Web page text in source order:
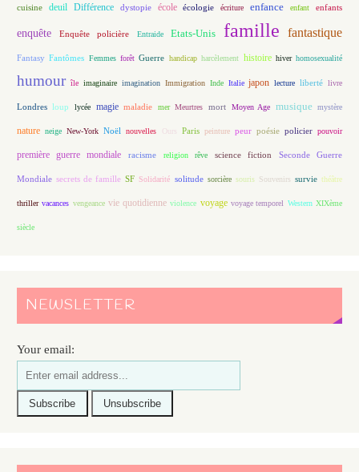
cuisine deuil Différence dystopie école écologie écriture enfance enfant enfants
enquête Enquête policière Entraide Etats-Unis famille fantastique
Fantasy Fantômes Femmes forêt Guerre handicap harcèlement histoire hiver homosexualité
humour île imaginaire imagination Immigration Inde Italie japon lecture liberté livre
Londres loup lycée magie maladie mer Meurtres mort Moyen Age musique mystère
nature neige New-York Noël nouvelles Ours Paris peinture peur poésie policier pouvoir
première guerre mondiale racisme religion rêve science fiction Seconde Guerre
Mondiale secrets de famille SF Solidarité solitude sorcière souris Souvenirs survie théâtre
thriller vacances vengeance vie quotidienne violence voyage voyage temporel Western XIXème
siècle
NEWSLETTER
Your email: